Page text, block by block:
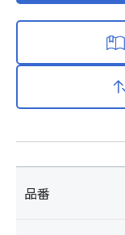
品番